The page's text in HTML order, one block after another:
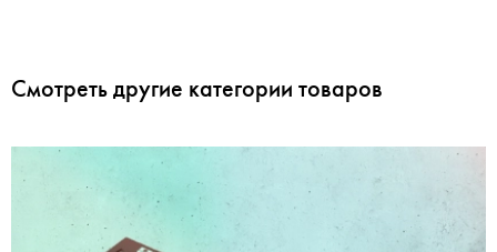
Смотреть другие категории товаров